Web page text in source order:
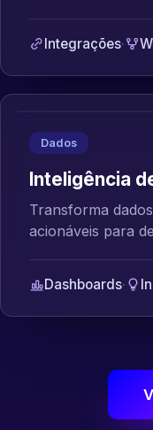
Integrações·
Dados
Inteligência
Transforma
acionáveis para
Dashboards·